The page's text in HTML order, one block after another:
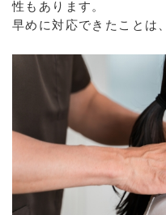
性もあります。
早めに対応できたことは